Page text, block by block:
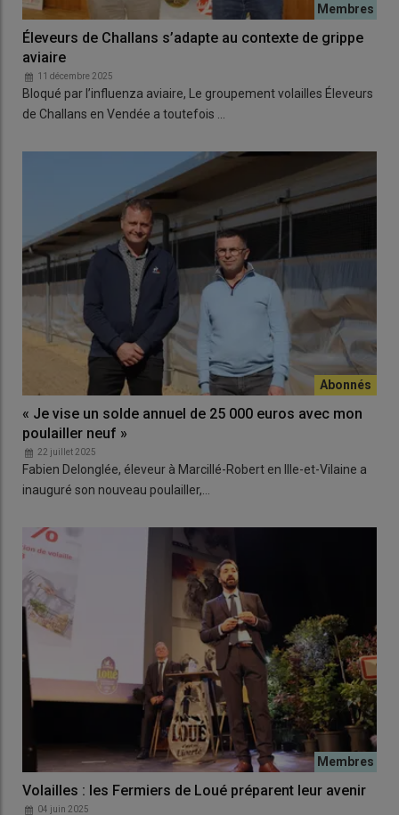
Éleveurs de Challans s’adapte au contexte de grippe
aviaire
11 décembre 2025
Bloqué par l’influenza aviaire, Le groupement volailles Éleveurs
de Challans en Vendée a toutefois …
« Je vise un solde annuel de 25 000 euros avec mon
poulailler neuf »
22 juillet 2025
Fabien Delonglée, éleveur à Marcillé-Robert en Ille-et-Vilaine a
inauguré son nouveau poulailler,…
Volailles : les Fermiers de Loué préparent leur avenir
04 juin 2025